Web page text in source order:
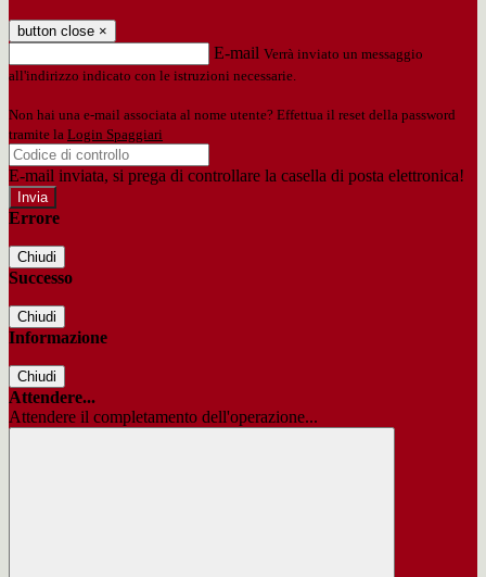
button close ×
E-mail Verrà inviato un messaggio
all'indirizzo indicato con le istruzioni necessarie.
Non hai una e-mail associata al nome utente? Effettua il reset della password
tramite la Login Spaggiari
E-mail inviata, si prega di controllare la casella di posta elettronica!
Errore
Chiudi
Successo
Chiudi
Informazione
Chiudi
Attendere...
Attendere il completamento dell'operazione...